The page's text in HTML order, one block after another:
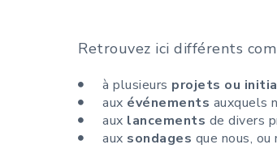
Retrouvez ici différents
à plusieurs projets ou
aux événements auxquels
aux lancements de divers
aux sondages que nous, ou